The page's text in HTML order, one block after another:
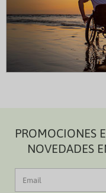
PROMOCIONES
NOVEDADES